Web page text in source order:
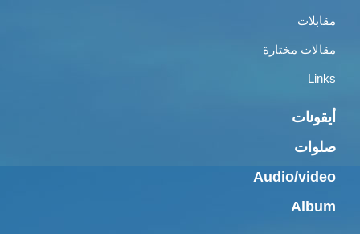
مقابلات
مقالات مختارة
Links
أيقونات
صلوات
Audio/video
Album